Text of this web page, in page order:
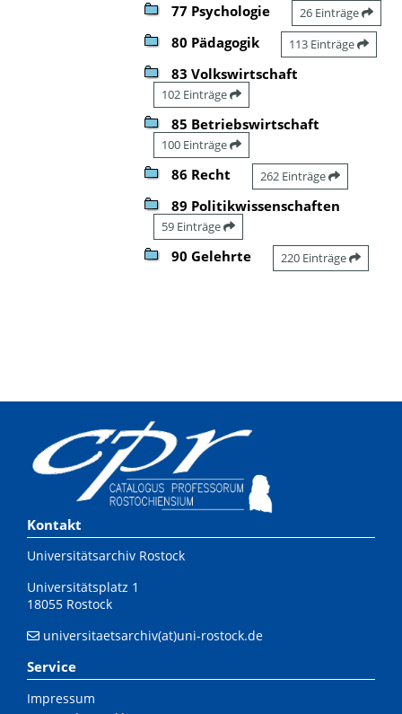
77 Psychologie 26 Einträge
80 Pädagogik 113 Einträge
83 Volkswirtschaft
102 Einträge
85 Betriebswirtschaft
100 Einträge
86 Recht 262 Einträge
89 Politikwissenschaften
59 Einträge
90 Gelehrte 220 Einträge
Kontakt
Universitätsarchiv Rostock
Universitätsplatz 1
18055 Rostock
universitaetsarchiv(at)uni-rostock.de
Service
Impressum